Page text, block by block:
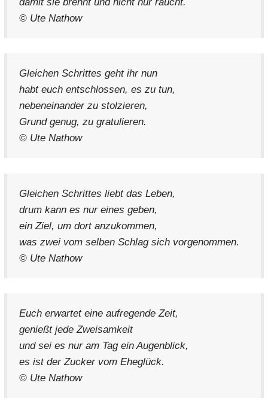
© Ute Nathow
Gleichen Schrittes geht ihr nun
habt euch entschlossen, es zu tun,
nebeneinander zu stolzieren,
Grund genug, zu gratulieren.
© Ute Nathow
Gleichen Schrittes liebt das Leben,
drum kann es nur eines geben,
ein Ziel, um dort anzukommen,
was zwei vom selben Schlag sich vorgenommen.
© Ute Nathow
Euch erwartet eine aufregende Zeit,
genießt jede Zweisamkeit
und sei es nur am Tag ein Augenblick,
es ist der Zucker vom Eheglück.
© Ute Nathow